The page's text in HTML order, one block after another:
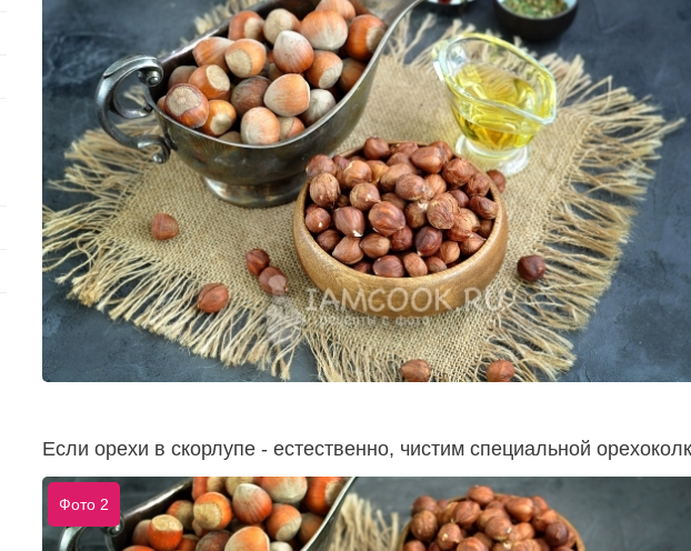
Если орехи в скорлупе - естественно, чистим специальной
Фото 2